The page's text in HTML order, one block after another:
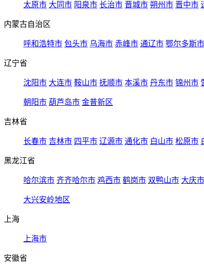
太原市 大同市 阳泉市 长治市 晋城市 朔州市 晋中市
内蒙古自治区
呼和浩特市 包头市 乌海市 赤峰市 通辽市 鄂尔多斯市
辽宁省
沈阳市 大连市 鞍山市 抚顺市 本溪市 丹东市 锦州市
朝阳市 葫芦岛市 金普新区
吉林省
长春市 吉林市 四平市 辽源市 通化市 白山市 松原市
黑龙江省
哈尔滨市 齐齐哈尔市 鸡西市 鹤岗市 双鸭山市 大庆市
大兴安岭地区
上海
上海市
安徽省